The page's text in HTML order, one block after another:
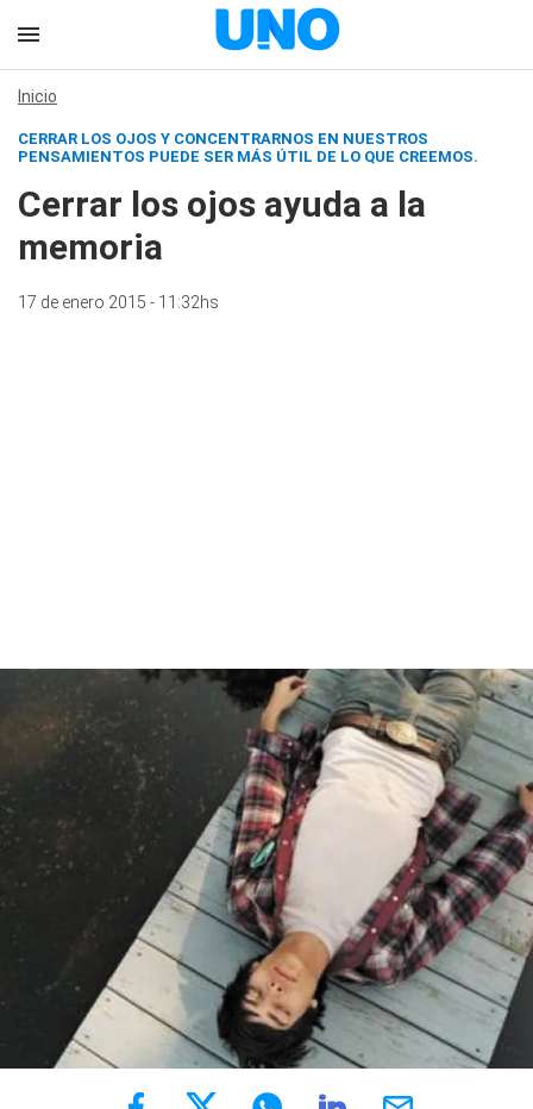
Inicio
CERRAR LOS OJOS Y CONCENTRARNOS EN NUESTROS
PENSAMIENTOS PUEDE SER MÁS ÚTIL DE LO QUE CREEMOS.
Cerrar los ojos ayuda a la
memoria
17 de enero 2015 - 11:32hs